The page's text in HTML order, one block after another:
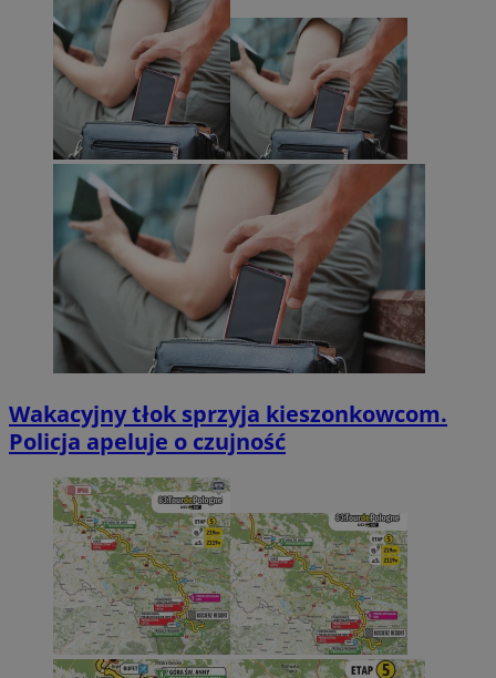
Wakacyjny tłok sprzyja kieszonkowcom.
Policja apeluje o czujność